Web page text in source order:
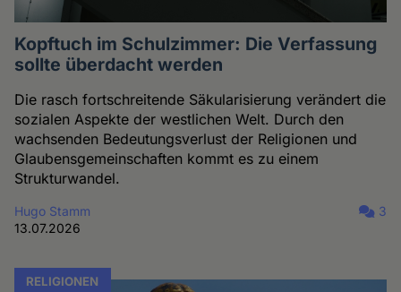
Kopftuch im Schulzimmer: Die Verfassung
sollte überdacht werden
Die rasch fortschreitende Säkularisierung verändert die
sozialen Aspekte der westlichen Welt. Durch den
wachsenden Bedeutungsverlust der Religionen und
Glaubensgemeinschaften kommt es zu einem
Strukturwandel.
Hugo Stamm
13.07.2026
3
RELIGIONEN